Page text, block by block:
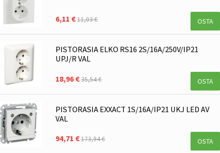
6,11 €11,03 € OSTA
PISTORASIA ELKO RS16 2S/16A/250V/IP21
UPJ/R VAL
18,96 €35,54 € OSTA
PISTORASIA EXXACT 1S/16A/IP21 UKJ LED AV
VAL
94,71 €173,94 € OSTA